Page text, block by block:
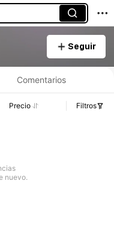
Seguir
Comentarios
Precio Filtros
nuevo.